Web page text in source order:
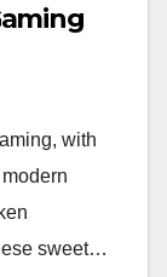
with
sweet…